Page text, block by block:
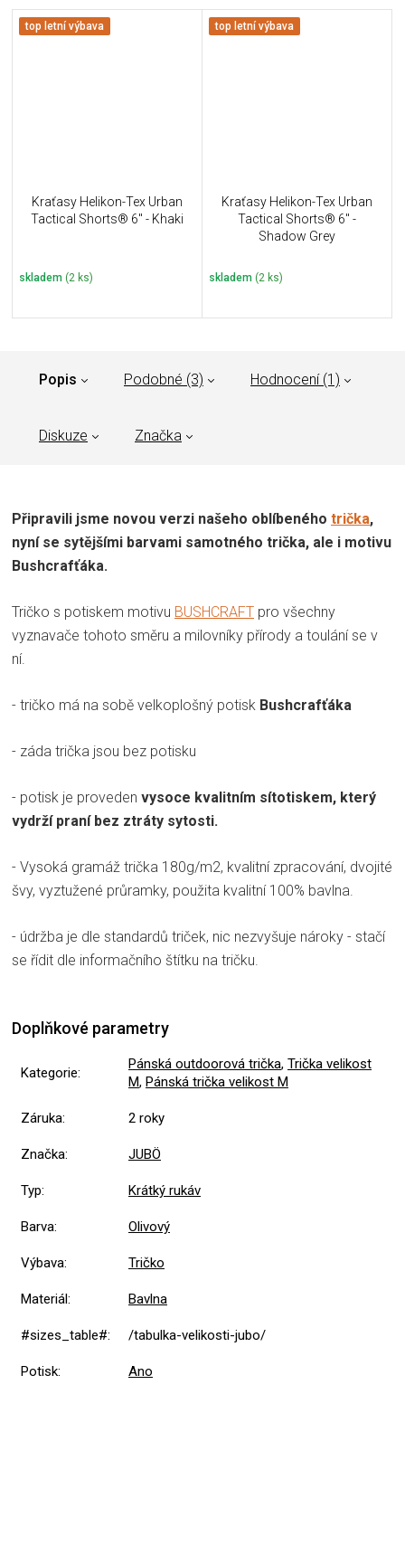
top letní výbava
Kraťasy Helikon-Tex Urban
Tactical Shorts® 6" - Khaki
skladem (2 ks)
top letní výbava
Kraťasy Helikon-Tex Urban
Tactical Shorts® 6" -
Shadow Grey
skladem (2 ks)
Popis Podobné (3) Hodnocení (1)
Diskuze Značka
Připravili jsme novou verzi našeho oblíbeného trička,
nyní se sytějšími barvami samotného trička, ale i motivu
Bushcrafťáka.
Tričko s potiskem motivu BUSHCRAFT pro všechny
vyznavače tohoto směru a milovníky přírody a toulání se v
ní.
- tričko má na sobě velkoplošný potisk Bushcrafťáka
- záda trička jsou bez potisku
- potisk je proveden vysoce kvalitním sítotiskem, který
vydrží praní bez ztráty sytosti.
- Vysoká gramáž trička 180g/m2, kvalitní zpracování, dvojité
švy, vyztužené průramky, použita kvalitní 100% bavlna.
- údržba je dle standardů triček, nic nezvyšuje nároky - stačí
se řídit dle informačního štítku na tričku.
Doplňkové parametry
Kategorie:
Pánská outdoorová trička, Trička velikost
M, Pánská trička velikost M
Záruka: 2 roky
Značka: JUBÖ
Typ: Krátký rukáv
Barva: Olivový
Výbava: Tričko
Materiál: Bavlna
#sizes_table#: /tabulka-velikosti-jubo/
Potisk: Ano